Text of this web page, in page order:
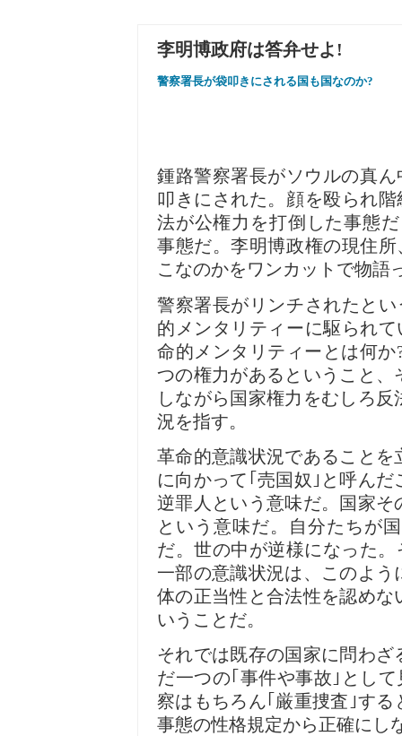
李明博政府は答弁せよ!
警察署長が袋叩きにされる国も国なのか?
鍾路警察署長がソウルの真
叩きにされた。顔を殴られ
法が公権力を打倒した事態
事態だ。李明博政権の現住
こなのかをワンカットで物語
警察署長がリンチされたと
的メンタリティーに駆られ
命的メンタリティーとは何
つの権力があるということ
しながら国家権力をむしろ
況を指す。
革命的意識状況であること
に向かって｢売国奴｣と呼ん
逆罪人という意味だ。国家
という意味だ。自分たちが
だ。世の中が逆様になった
一部の意識状況は、このよ
体の正当性と合法性を認め
いうことだ。
それでは既存の国家に問わ
だ一つの｢事件や事故｣とし
察はもちろん｢厳重捜査｣す
事態の性格規定から正確にし